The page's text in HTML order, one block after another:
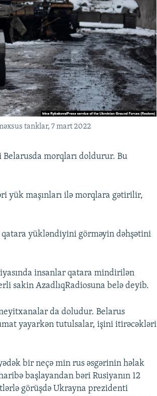
tanklar, 7 mart 2022
Belarusda morqları doldurur. Bu
yük maşınları ilə morqlara gətirilir,
qatara yükləndiyini görməyin dəhşətini
insanlar qatara mindirilən
sakin AzadlıqRadiosuna belə deyib.
da doludur. Belarus
yayarkən tutulsalar, işini itirəcəkləri
bir neçə min rus əsgərinin həlak
başlayandan bəri Rusiyanın 12
görüşdə Ukrayna prezidenti